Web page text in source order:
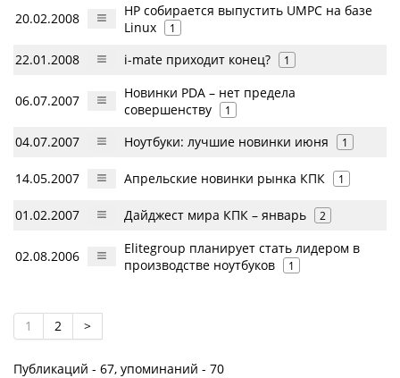
20.02.2008
HP собирается выпустить UMPC на базе
Linux
1
22.01.2008 i-mate приходит конец? 1
06.07.2007
Новинки PDA – нет предела
совершенству
1
04.07.2007 Ноутбуки: лучшие новинки июня 1
14.05.2007 Апрельские новинки рынка КПК 1
01.02.2007 Дайджест мира КПК – январь 2
02.08.2006
Elitegroup планирует стать лидером в
производстве ноутбуков
1
1 2 >
Публикаций - 67, упоминаний - 70